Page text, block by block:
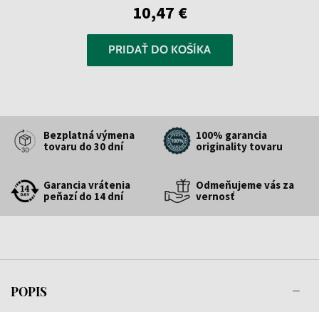
10,47 €
PRIDAŤ DO KOŠÍKA
Bezplatná výmena
tovaru do 30 dní
100% garancia
originality tovaru
Garancia vrátenia
peňazí do 14 dní
Odmeňujeme vás za
vernosť
POPIS